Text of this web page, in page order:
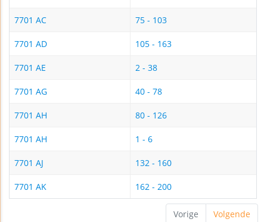
7701 AC 75 - 103
7701 AD 105 - 163
7701 AE 2 - 38
7701 AG 40 - 78
7701 AH 80 - 126
7701 AH 1 - 6
7701 AJ 132 - 160
7701 AK 162 - 200
Vorige Volgende